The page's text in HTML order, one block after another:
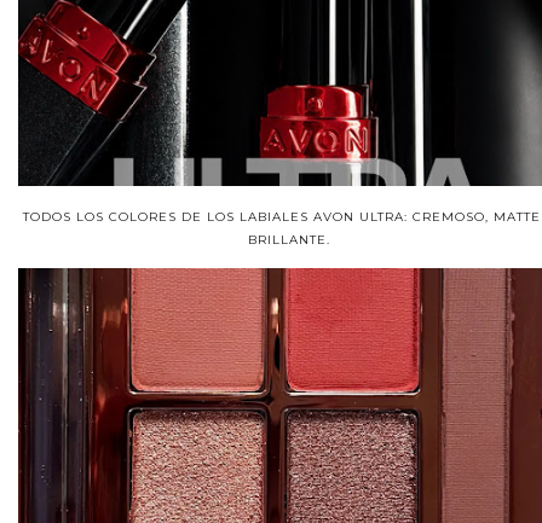
TODOS LOS COLORES DE LOS LABIALES AVON ULTRA: CREMOSO,
BRILLANTE.